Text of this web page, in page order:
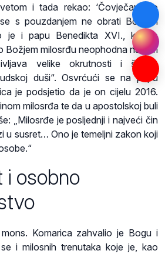
i tada rekao: ‘Čovječanstvo
s pouzdanjem ne obrati Božjem
je i papu Benedikta XVI., koji je
Božjem milosrđu neophodna našem
velike okrutnosti i širenje
duši“. Osvrćući se na papu
je podsjetio da je on cijelu 2016.
milosrđa te da u apostolskoj buli
„Milosrđe je posljednji i najveći čin
u susret… Ono je temeljni zakon koji
i osobno
Komarica zahvalio je Bogu i
i milosnih trenutaka koje je, kao